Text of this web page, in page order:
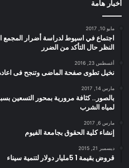
أخبار هامة
مايو 10, 2017
اجتماع في اسيوط لدراسة أضرار المجمع
النظر حال التأكد من الضرر
أغسطس 23, 2016
نخيل تطوى صفحة الماضى وتنجح فى اعادة
مارس 14, 2017
بالصور.. كثافة مرورية بمحور التسعين
لمياه الشرب
مارس 6, 2017
إنشاء كلية الحقوق بجامعة الفيوم
ديسمبر 21, 2015
قروض بقيمة 1 5مليار دولار لتنمية سيناء